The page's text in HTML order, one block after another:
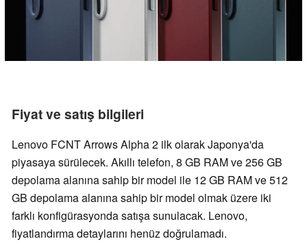
Fiyat ve satış bilgileri
Lenovo FCNT Arrows Alpha 2 ilk olarak Japonya'da
piyasaya sürülecek. Akıllı telefon, 8 GB RAM ve 256 GB
depolama alanına sahip bir model ile 12 GB RAM ve 512
GB depolama alanına sahip bir model olmak üzere iki
farklı konfigürasyonda satışa sunulacak. Lenovo,
fiyatlandırma detaylarını henüz doğrulamadı.